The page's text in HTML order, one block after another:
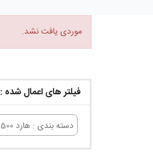
موردی یافت نشد.
فیلتر های اعمال شده :
دسته بندی : هارد 500 گیگابایت